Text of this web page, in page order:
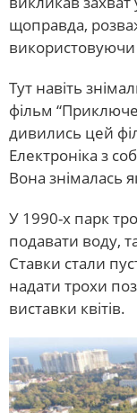
щоправда,
використовуючи
Тут навіть
фільм
дивились цей
Електроніка з
Вона знімалась
У 1990-х парк
подавати воду,
Ставки стали
надати трохи
виставки квітів.